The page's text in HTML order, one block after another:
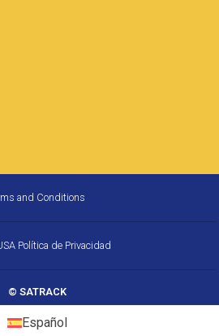
© SATRACK
and Conditions
Política de Privacidad
Español